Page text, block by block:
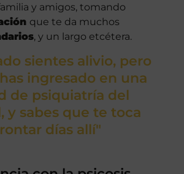
y amigos, tomando
que te da muchos
, y un largo etcétera.
sientes alivio, pero
ingresado en una
de psiquiatría del
y sabes que te toca
días allí"